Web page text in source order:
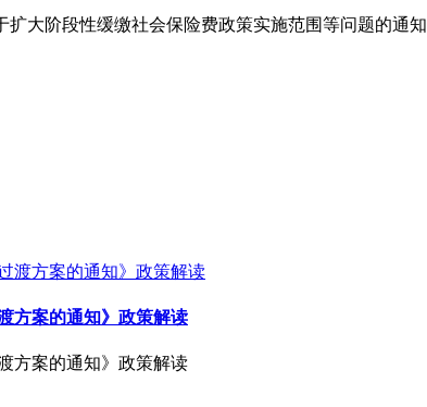
大阶段性缓缴社会保险费政策实施范围等问题的通知
方案的通知》政策解读
方案的通知》政策解读